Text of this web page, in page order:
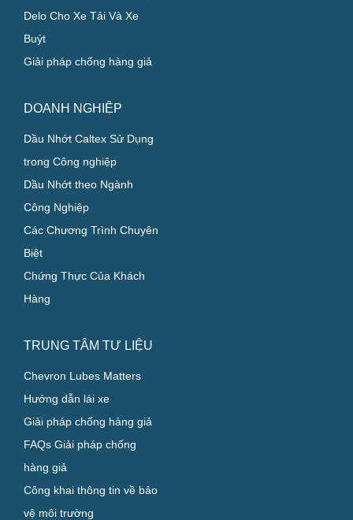
Delo Cho Xe Tải Và Xe
Buýt
Giải pháp chống hàng giả
DOANH NGHIỆP
Dầu Nhớt Caltex Sử Dụng
trong Công nghiệp
Dầu Nhớt theo Ngành
Công Nghiệp
Các Chương Trình Chuyên
Biệt
Chứng Thực Của Khách
Hàng
TRUNG TÂM TƯ LIỆU
Chevron Lubes Matters
Hướng dẫn lái xe
Giải pháp chống hàng giả
FAQs Giải pháp chống
hàng giả
Công khai thông tin về bảo
vệ môi trường